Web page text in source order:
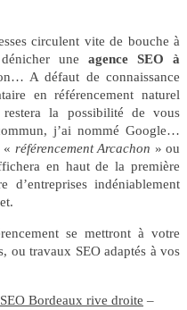
circulent vite de bouche à
une agence SEO à
A défaut de connaissance
en référencement naturel
la possibilité de vous
j’ai nommé Google…
« référencement Arcachon » ou
en haut de la première
indéniablement
se mettront à votre
ou travaux SEO adaptés à vos
SEO Bordeaux rive droite –